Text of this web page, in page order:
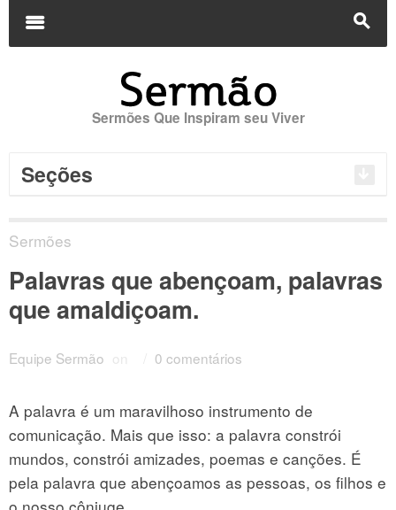
s
m
Sermões Que Inspiram seu Viver
Seções
Sermões
Palavras que abençoam, palavras
que amaldiçoam.
Equipe Sermão on 0 comentários
A palavra é um maravilhoso instrumento de
comunicação. Mais que isso: a palavra constrói
mundos, constrói amizades, poemas e canções. É
pela palavra que abençoamos as pessoas, os filhos e